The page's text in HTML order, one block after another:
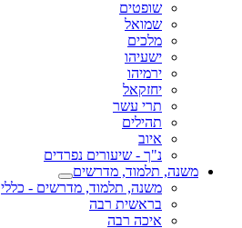
שופטים
שמואל
מלכים
ישעיהו
ירמיהו
יחזקאל
תרי עשר
תהילים
איוב
נ"ך - שיעורים נפרדים
משנה, תלמוד, מדרשים
משנה, תלמוד, מדרשים - כללי
בראשית רבה
איכה רבה